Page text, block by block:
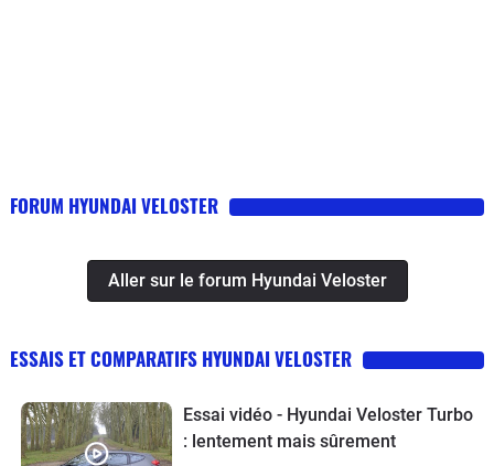
FORUM HYUNDAI VELOSTER
Aller sur le forum Hyundai Veloster
ESSAIS ET COMPARATIFS HYUNDAI VELOSTER
Essai vidéo - Hyundai Veloster Turbo
: lentement mais sûrement